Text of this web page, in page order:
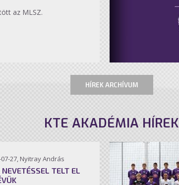
az MLSZ.
HÍREK ARCHÍVUM
KTE AKADÉMIA HÍREK
27, Nyitray András
NEVETÉSSEL TELT EL